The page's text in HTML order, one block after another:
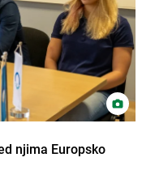
njima Europsko